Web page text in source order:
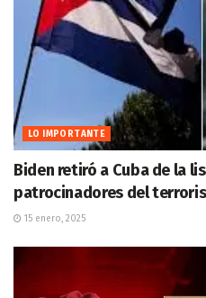
LO IMPORTANTE
Biden retiró a Cuba de la
patrocinadores del
15 enero, 2025